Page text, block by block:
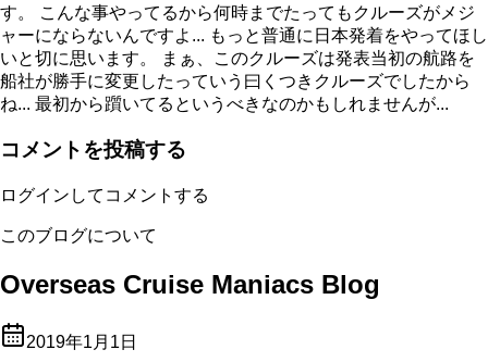
す。 こんな事やってるから何時までたってもクルーズがメジ
ャーにならないんですよ... もっと普通に日本発着をやってほし
いと切に思います。 まぁ、このクルーズは発表当初の航路を
船社が勝手に変更したっていう曰くつきクルーズでしたから
ね... 最初から躓いてるというべきなのかもしれませんが...
コメントを投稿する
ログインしてコメントする
このブログについて
Overseas Cruise Maniacs Blog
2019年1月1日